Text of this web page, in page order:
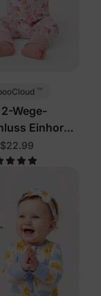
™
Wege-
Einhorn-
$22.99